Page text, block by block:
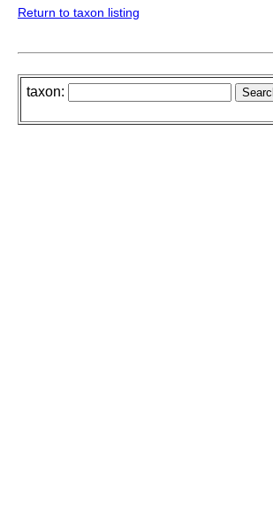
Return to taxon listing
taxon: